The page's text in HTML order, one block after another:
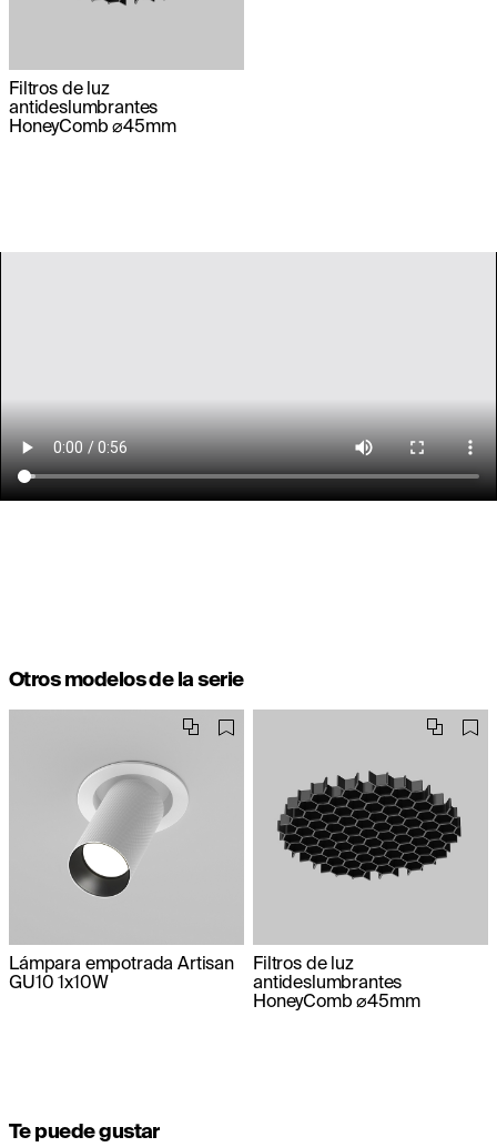
Filtros de luz
antideslumbrantes
HoneyComb ⌀45mm
Otros modelos de la serie
Lámpara empotrada Artisan
GU10 1x10W
Filtros de luz
antideslumbrantes
HoneyComb ⌀45mm
Te puede gustar